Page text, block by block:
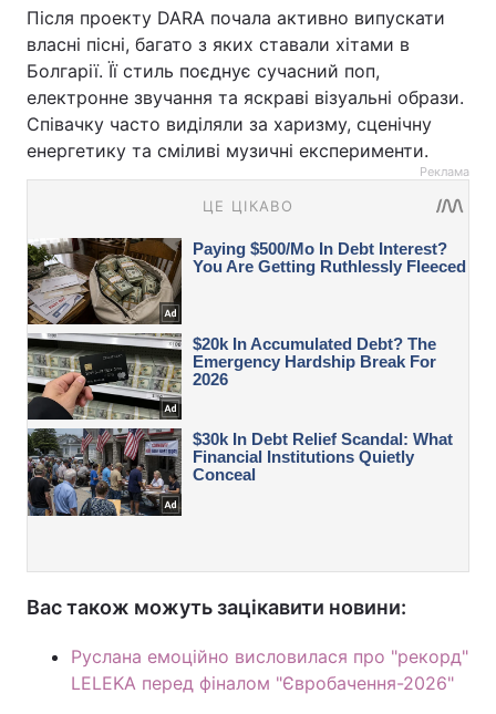
Після проекту DARA почала активно випускати
власні пісні, багато з яких ставали хітами в
Болгарії. Її стиль поєднує сучасний поп,
електронне звучання та яскраві візуальні образи.
Співачку часто виділяли за харизму, сценічну
енергетику та сміливі музичні експерименти.
Реклама
Вас також можуть зацікавити новини:
Руслана емоційно висловилася про "рекорд"
LELEKA перед фіналом "Євробачення-2026"